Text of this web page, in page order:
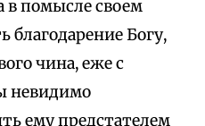
в помысле своем
благодарение Богу,
чина, еже с
невидимо
ему предстателем